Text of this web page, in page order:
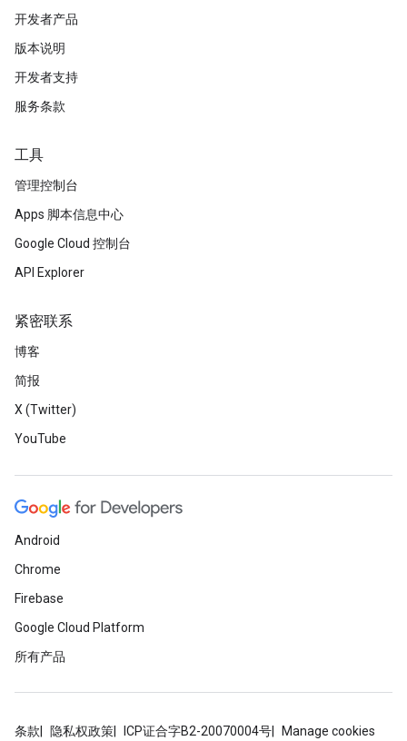
开发者产品
版本说明
开发者支持
服务条款
工具
管理控制台
Apps 脚本信息中心
Google Cloud 控制台
API Explorer
紧密联系
博客
简报
X (Twitter)
YouTube
Android
Chrome
Firebase
Google Cloud Platform
所有产品
条款 隐私权政策 ICP证合字B2-20070004号 Manage cookies